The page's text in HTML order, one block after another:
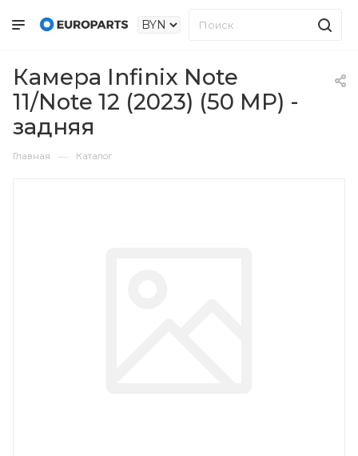
Камера Infinix Note
11/Note 12 (2023) (50 MP) -
задняя
Главная — Каталог